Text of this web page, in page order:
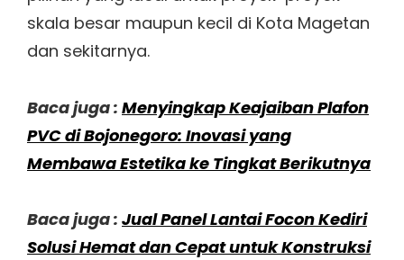
skala besar maupun kecil di Kota Magetan
dan sekitarnya.
Baca juga : Menyingkap Keajaiban Plafon
PVC di Bojonegoro: Inovasi yang
Membawa Estetika ke Tingkat Berikutnya
Baca juga : Jual Panel Lantai Focon Kediri
Solusi Hemat dan Cepat untuk Konstruksi